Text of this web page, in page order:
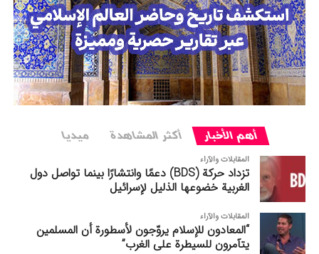
أهم الأخبار أکثر المشاهدة میدیا
المقابلات والآراء
تزداد حركة (BDS) دعمًا وانتشارًا بينما تواصل دول
الغربیة خضوعها الذليل لإسرائيل
المقابلات والآراء
“المعادون للإسلام يروّجون لأسطورة أن المسلمين
يتآمرون للسيطرة على الغرب”